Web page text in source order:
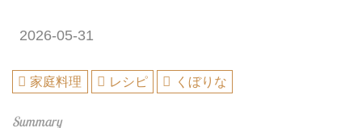
2026-05-31
家庭料理 レシピ くぼりな